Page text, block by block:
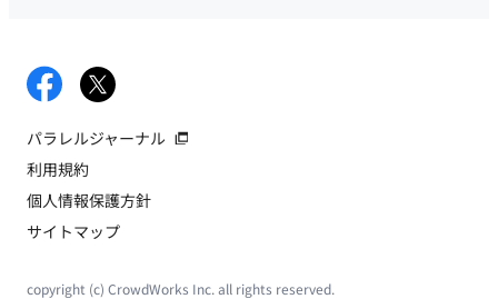
パラレルジャーナル
利用規約
個人情報保護方針
サイトマップ
copyright (c) CrowdWorks Inc. all rights reserved.